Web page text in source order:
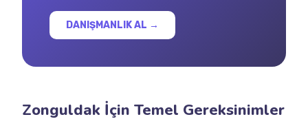
DANIŞMANLIK AL →
Zonguldak İçin Temel Gereksinimler